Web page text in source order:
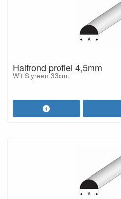
Halfrond profiel 4,5mm
Wit Styreen 33cm.